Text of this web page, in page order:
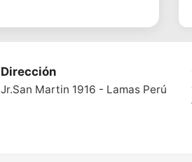
Dirección
Jr.San Martin 1916 - Lamas Perú